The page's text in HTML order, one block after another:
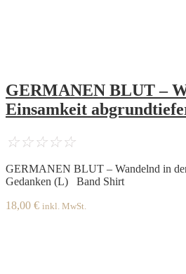
GERMANEN BLUT –
Einsamkeit
☆☆☆☆☆
GERMANEN BLUT – Wandelnd in
Gedanken (L) Band Shirt
18,00 € inkl. MwSt.